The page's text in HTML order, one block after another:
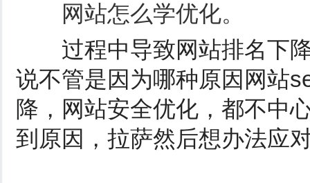
网站怎么学优化。
过程中导致网站排名下降
说不管是因为哪种原因网站
降，网站安全优化，都不中
到原因，拉萨然后想办法应